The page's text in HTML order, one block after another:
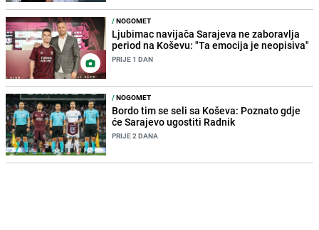
/NOGOMET
Ljubimac navijača Sarajeva ne zaboravlja
period na Koševu: "Ta emocija je neopisiva"
PRIJE 1 DAN
/NOGOMET
Bordo tim se seli sa Koševa: Poznato gdje
će Sarajevo ugostiti Radnik
PRIJE 2 DANA